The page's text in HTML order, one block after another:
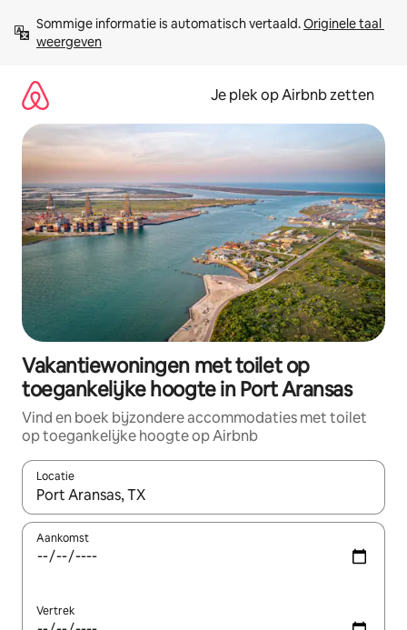
direct
naar
Sommige informatie is automatisch vertaald. Originele taal
weergeven
Je plek op Airbnb zetten
Vakantiewoningen met toilet op
toegankelijke hoogte in Port Aransas
Vind en boek bijzondere accommodaties met toilet
op toegankelijke hoogte op Airbnb
Locatie
Wanneer er resultaten beschikbaar zijn, maak je een keuze
Aankomst
Vertrek